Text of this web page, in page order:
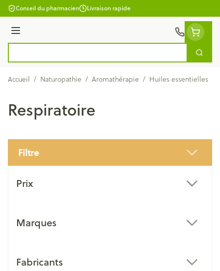
Aller au contenu
Conseil du pharmacien Livraison rapide
Menu
Accueil / Naturopathie / Aromathérapie / Huiles essentielles
Respiratoire
Filtre
Prix
Marques
Fabricants